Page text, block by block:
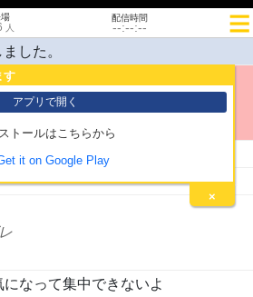
す
アプリで開く
トールはこちらから
×
人
配信時間
--:--:--
した。
・（てん、てん、てん）
信見ました？
なって集中できないよ